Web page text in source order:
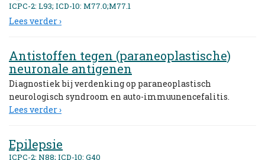
ICPC-2: L93; ICD-10: M77.0;M77.1
Lees verder ›
Antistoffen tegen (paraneoplastische)
neuronale antigenen
Diagnostiek bij verdenking op paraneoplastisch
neurologisch syndroom en auto-immuunencefalitis.
Lees verder ›
Epilepsie
ICPC-2: N88; ICD-10: G40